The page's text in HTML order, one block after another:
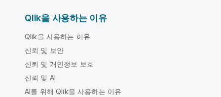
Qlik을 사용하는 이유
Qlik을 사용하는 이유
신뢰 및 보안
신뢰 및 개인정보 보호
신뢰 및 AI
AI를 위해 Qlik을 사용하는 이유